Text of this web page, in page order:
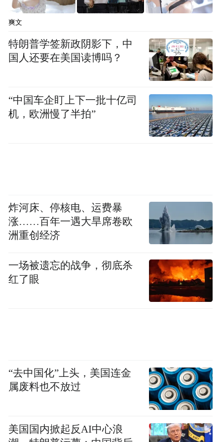
爽文
特朗普学签新政阴影下，中
国人还要在美国读博吗？
“中国车企盯上下一批十亿司
机，欧洲慢了半拍”
炸河床、停核电、运费暴
涨……百年一遇大旱席卷欧
洲重创经济
一场被遗忘的战争，彻底杀
红了眼
“去中国化”上头，美国连金
属废料也不放过
美国国内掀起反AI中心浪